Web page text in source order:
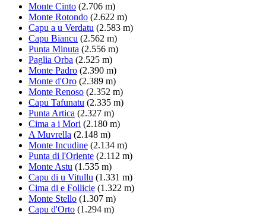
Monte Cinto (2.706 m)
Monte Rotondo (2.622 m)
Capu a u Verdatu (2.583 m)
Capu Biancu (2.562 m)
Punta Minuta (2.556 m)
Paglia Orba (2.525 m)
Monte Padro (2.390 m)
Monte d'Oro (2.389 m)
Monte Renoso (2.352 m)
Capu Tafunatu (2.335 m)
Punta Artica (2.327 m)
Cima a i Mori (2.180 m)
A Muvrella (2.148 m)
Monte Incudine (2.134 m)
Punta di l'Oriente (2.112 m)
Monte Astu (1.535 m)
Capu di u Vitullu (1.331 m)
Cima di e Follicie (1.322 m)
Monte Stello (1.307 m)
Capu d'Orto (1.294 m)